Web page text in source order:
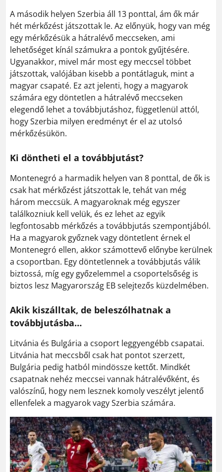
A második helyen Szerbia áll 13 ponttal, ám ők már
hét mérkőzést játszottak le. Az előnyük, hogy van még
egy mérkőzésük a hátralévő meccseken, ami
lehetőséget kínál számukra a pontok gyűjtésére.
Ugyanakkor, mivel már most egy meccsel többet
játszottak, valójában kisebb a pontátlaguk, mint a
magyar csapaté. Ez azt jelenti, hogy a magyarok
számára egy döntetlen a hátralévő meccseken
elegendő lehet a továbbjutáshoz, függetlenül attól,
hogy Szerbia milyen eredményt ér el az utolsó
mérkőzésükön.
Ki döntheti el a továbbjutást?
Montenegró a harmadik helyen van 8 ponttal, de ők is
csak hat mérkőzést játszottak le, tehát van még
három meccsük. A magyaroknak még egyszer
találkozniuk kell velük, és ez lehet az egyik
legfontosabb mérkőzés a továbbjutás szempontjából.
Ha a magyarok győznek vagy döntetlent érnek el
Montenegró ellen, akkor számottevő előnybe kerülnek
a csoportban. Egy döntetlennek a továbbjutás válik
biztossá, míg egy győzelemmel a csoportelsőség is
biztos lesz Magyarország EB selejtezős küzdelmében.
Akik kiszálltak, de beleszólhatnak a
továbbjutásba…
Litvánia és Bulgária a csoport leggyengébb csapatai.
Litvánia hat meccsből csak hat pontot szerzett,
Bulgária pedig hatból mindössze kettőt. Mindkét
csapatnak nehéz meccsei vannak hátralévőként, és
valószínű, hogy nem lesznek komoly veszélyt jelentő
ellenfelek a magyarok vagy Szerbia számára.